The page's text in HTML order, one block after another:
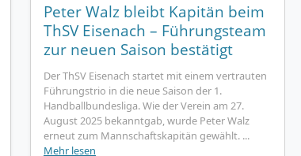
Peter Walz bleibt Kapitän beim
ThSV Eisenach – Führungsteam
zur neuen Saison bestätigt
Der ThSV Eisenach startet mit einem vertrauten
Führungstrio in die neue Saison der 1.
Handballbundesliga. Wie der Verein am 27.
August 2025 bekanntgab, wurde Peter Walz
erneut zum Mannschaftskapitän gewählt. ...
Mehr lesen